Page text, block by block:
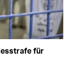
für